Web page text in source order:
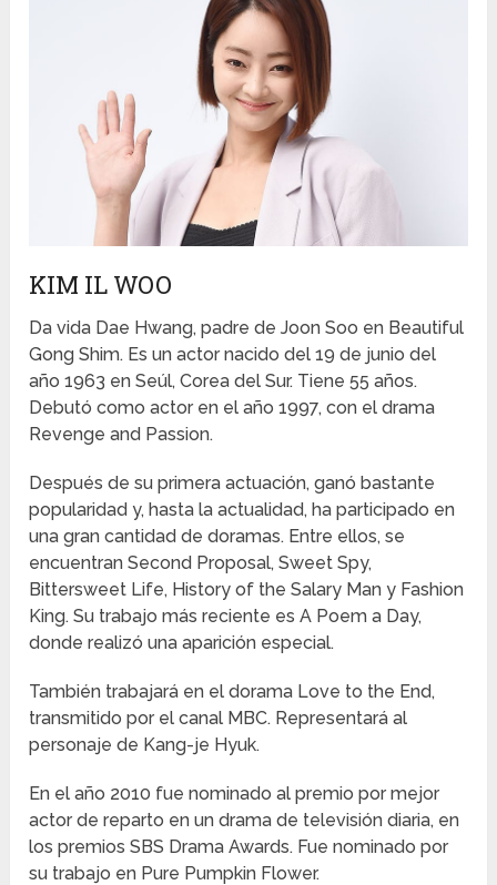
KIM IL WOO
Da vida Dae Hwang, padre de Joon Soo en Beautiful
Gong Shim. Es un actor nacido del 19 de junio del
año 1963 en Seúl, Corea del Sur. Tiene 55 años.
Debutó como actor en el año 1997, con el drama
Revenge and Passion.
Después de su primera actuación, ganó bastante
popularidad y, hasta la actualidad, ha participado en
una gran cantidad de doramas. Entre ellos, se
encuentran Second Proposal, Sweet Spy,
Bittersweet Life, History of the Salary Man y Fashion
King. Su trabajo más reciente es A Poem a Day,
donde realizó una aparición especial.
También trabajará en el dorama Love to the End,
transmitido por el canal MBC. Representará al
personaje de Kang-je Hyuk.
En el año 2010 fue nominado al premio por mejor
actor de reparto en un drama de televisión diaria, en
los premios SBS Drama Awards. Fue nominado por
su trabajo en Pure Pumpkin Flower.